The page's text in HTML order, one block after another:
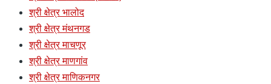
श्री क्षेत्र भालोद
श्री क्षेत्र मंथनगड
श्री क्षेत्र माचणूर
श्री क्षेत्र माणगांव
श्री क्षेत्र माणिकनगर